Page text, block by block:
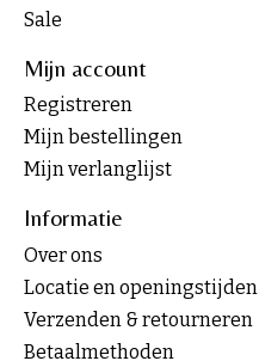
Sale
Mijn account
Registreren
Mijn bestellingen
Mijn verlanglijst
Informatie
Over ons
Locatie en openingstijden
Verzenden & retourneren
Betaalmethoden